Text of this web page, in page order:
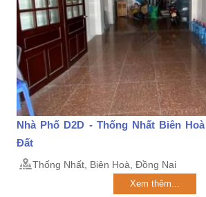
Nhà Phố D2D - Thống Nhất Biên
Đất
Thống Nhất, Biên Hoà, Đồng Nai
Xem thêm...